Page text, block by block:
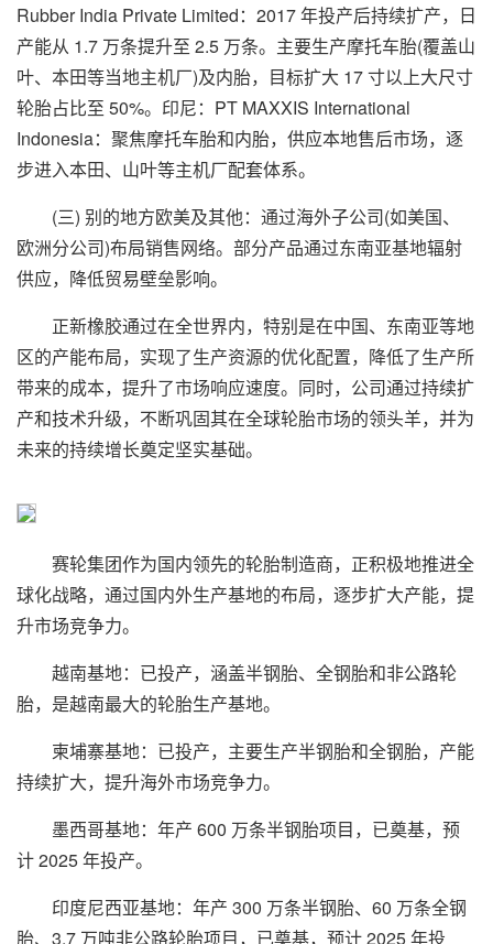
Rubber India Private Limited：2017 年投产后持续扩产，日
产能从 1.7 万条提升至 2.5 万条。主要生产摩托车胎(覆盖山
叶、本田等当地主机厂)及内胎，目标扩大 17 寸以上大尺寸
轮胎占比至 50%。印尼：PT MAXXIS International
Indonesia：聚焦摩托车胎和内胎，供应本地售后市场，逐
步进入本田、山叶等主机厂配套体系。
(三) 别的地方欧美及其他：通过海外子公司(如美国、
欧洲分公司)布局销售网络。部分产品通过东南亚基地辐射
供应，降低贸易壁垒影响。
正新橡胶通过在全世界内，特别是在中国、东南亚等地
区的产能布局，实现了生产资源的优化配置，降低了生产所
带来的成本，提升了市场响应速度。同时，公司通过持续扩
产和技术升级，不断巩固其在全球轮胎市场的领头羊，并为
未来的持续增长奠定坚实基础。
赛轮集团作为国内领先的轮胎制造商，正积极地推进全
球化战略，通过国内外生产基地的布局，逐步扩大产能，提
升市场竞争力。
越南基地：已投产，涵盖半钢胎、全钢胎和非公路轮
胎，是越南最大的轮胎生产基地。
柬埔寨基地：已投产，主要生产半钢胎和全钢胎，产能
持续扩大，提升海外市场竞争力。
墨西哥基地：年产 600 万条半钢胎项目，已奠基，预
计 2025 年投产。
印度尼西亚基地：年产 300 万条半钢胎、60 万条全钢
胎、3.7 万吨非公路轮胎项目，已奠基，预计 2025 年投